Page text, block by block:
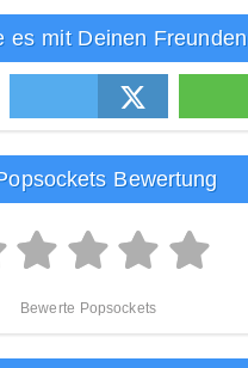
es mit Deinen Freunden
Bewertung
Bewerte Popsockets